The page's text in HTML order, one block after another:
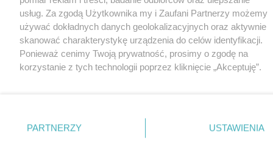
usług. Za zgodą Użytkownika my i Zaufani Partnerzy możemy
używać dokładnych danych geolokalizacyjnych oraz aktywnie
skanować charakterystykę urządzenia do celów identyfikacji.
Ponieważ cenimy Twoją prywatność, prosimy o zgodę na
korzystanie z tych technologii poprzez kliknięcie „Akceptuję”.
nie wymagają zgody użytkownika, ale masz prawo sprzeciwić
się takiemu przetwarzaniu. Preferencje będą miały
PARTNERZY USTAWIENIA